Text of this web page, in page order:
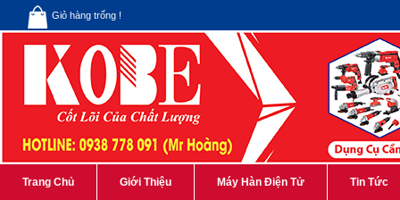
Giỏ hàng trống !
Trang Chủ Giới Thiệu Máy Hàn Điện Tử Tin Tức